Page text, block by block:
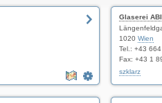
Glaserei
1020 Wien
Tel.: +43
Fax: +43 1
szklarz